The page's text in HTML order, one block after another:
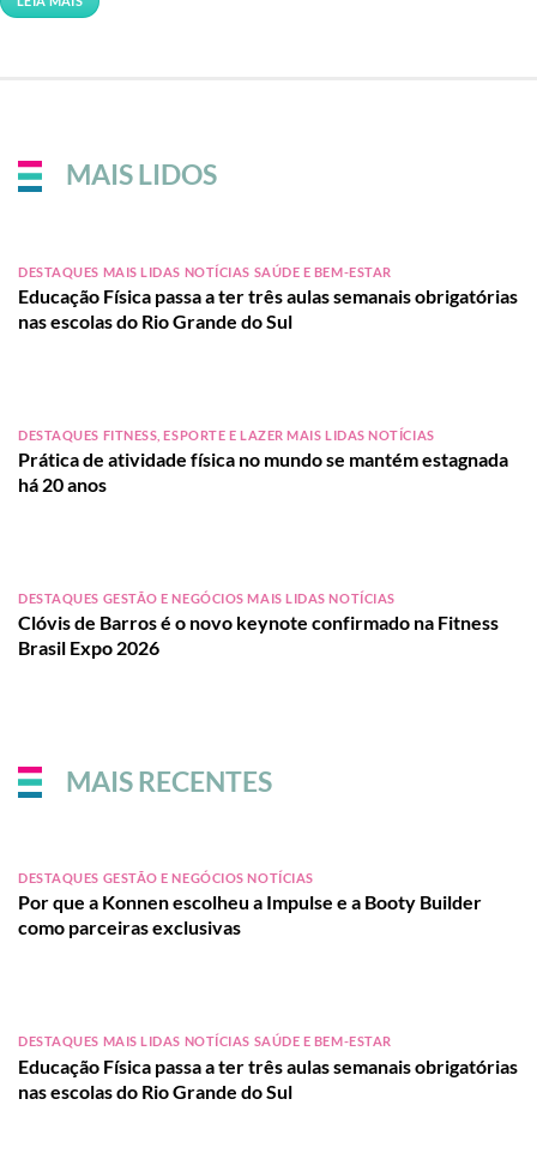
MAIS LIDOS
DESTAQUES MAIS LIDAS NOTÍCIAS SAÚDE E BEM-ESTAR
Educação Física passa a ter três aulas semanais obrigatórias
nas escolas do Rio Grande do Sul
DESTAQUES FITNESS, ESPORTE E LAZER MAIS LIDAS NOTÍCIAS
Prática de atividade física no mundo se mantém estagnada
há 20 anos
DESTAQUES GESTÃO E NEGÓCIOS MAIS LIDAS NOTÍCIAS
Clóvis de Barros é o novo keynote confirmado na Fitness
Brasil Expo 2026
MAIS RECENTES
DESTAQUES GESTÃO E NEGÓCIOS NOTÍCIAS
Por que a Konnen escolheu a Impulse e a Booty Builder
como parceiras exclusivas
DESTAQUES MAIS LIDAS NOTÍCIAS SAÚDE E BEM-ESTAR
Educação Física passa a ter três aulas semanais obrigatórias
nas escolas do Rio Grande do Sul